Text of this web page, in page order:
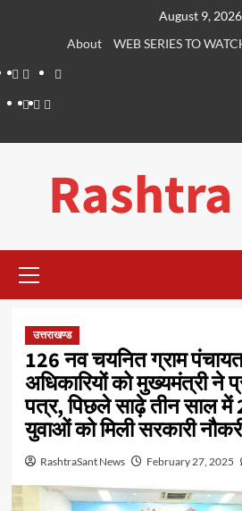
August 9, 2026
About
WEB SERIES TO
About
WEB
SERIES
Dehradun
LifePlaces
सम्पर्क
Menu
उत्तराखण्ड
126 नव चयनित ग्राम
अधिकारियों को मुख्यमंत्री ने
पत्र, पिछले साढ़े तीन साल
युवाओं को मिली सरकारी
RashtraSant News February 27, 2025